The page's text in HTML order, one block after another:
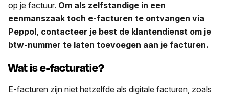
op je factuur. Om als zelfstandige in een
eenmanszaak toch e-facturen te ontvangen via
Peppol, contacteer je best de klantendienst om je
btw-nummer te laten toevoegen aan je facturen.
Wat is e-facturatie?
E-facturen zijn niet hetzelfde als digitale facturen, zoals